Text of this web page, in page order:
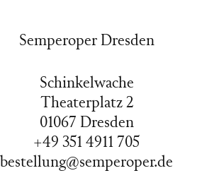
Semperoper Dresden
Schinkelwache
Theaterplatz 2
01067 Dresden
+49 351 4911 705
bestellung@semperoper.de